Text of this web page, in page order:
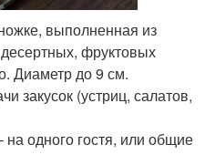
выполненная из
фруктовых
Диаметр до 9 см.
закусок (устриц, салатов,
одного гостя, или общие